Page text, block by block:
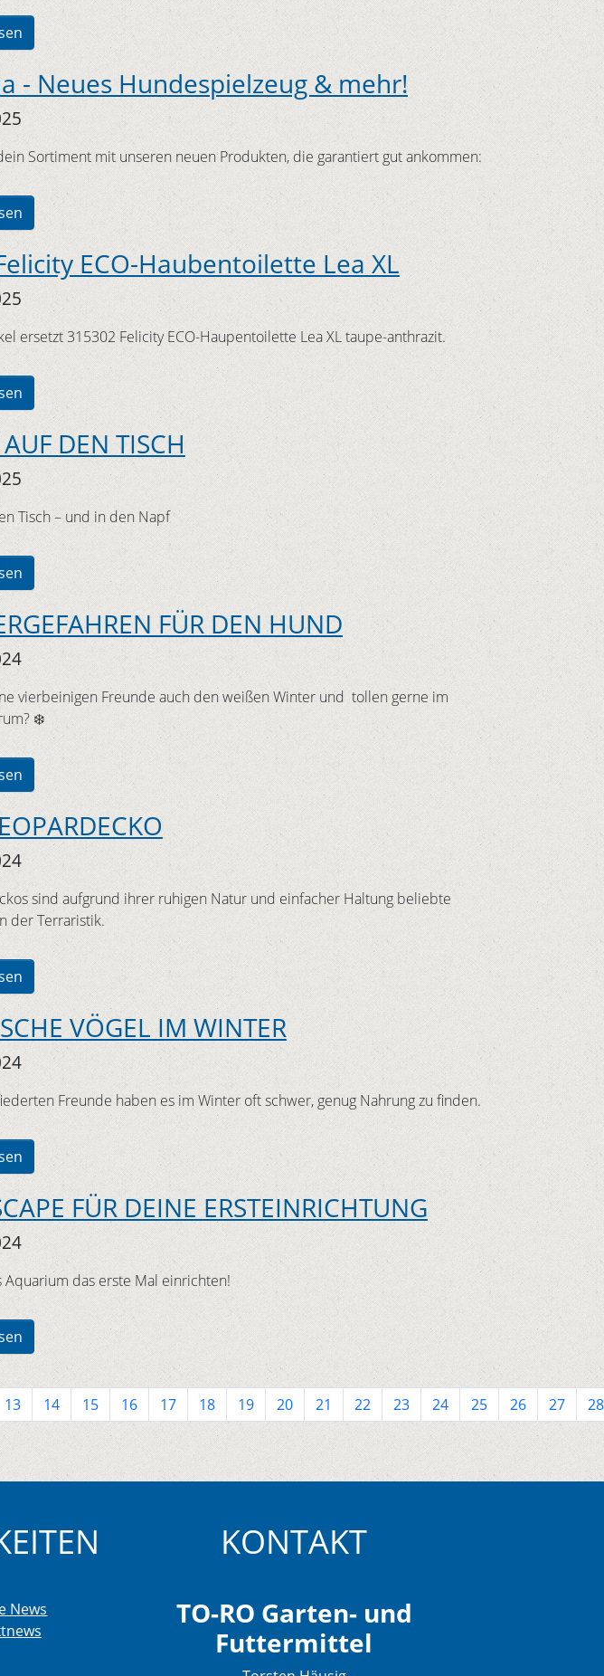
- Neues Hundespielzeug & mehr!
Sortiment mit unseren neuen Produkten, die garantiert gut ankommen:
ECO-Haubentoilette Lea XL
ersetzt 315302 Felicity ECO-Haupentoilette Lea XL taupe-anthrazit.
DEN TISCH
Tisch – und in den Napf
FÜR DEN HUND
vierbeinigen Freunde auch den weißen Winter und tollen gerne im
❄️
sind aufgrund ihrer ruhigen Natur und einfacher Haltung beliebte
der Terraristik.
VÖGEL IM WINTER
Freunde haben es im Winter oft schwer, genug Nahrung zu finden.
FÜR DEINE ERSTEINRICHTUNG
Aquarium das erste Mal einrichten!
13 14 15 16 17 18 19 20 21 22 23 24 25 26 27 28
News
KONTAKT
TO-RO Garten- und
Futtermittel